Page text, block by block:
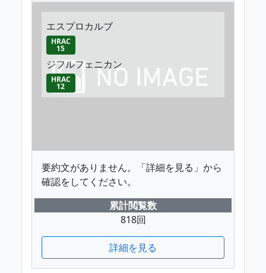
エスプロカルブ
HRAC
15
ジフルフェニカン
HRAC
12
要約文がありません。「詳細を見る」から
確認をしてください。
累計閲覧数
818回
詳細を見る